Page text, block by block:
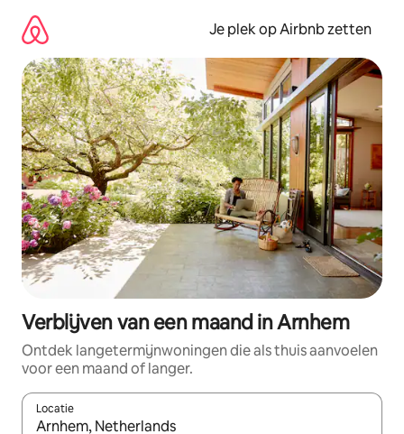
direct
naar
inhoud
Je plek op Airbnb zetten
Verblijven van een maand in Arnhem
Ontdek langetermijnwoningen die als thuis aanvoelen
voor een maand of langer.
Locatie
Wanneer er resultaten beschikbaar zijn, maak je een keuze